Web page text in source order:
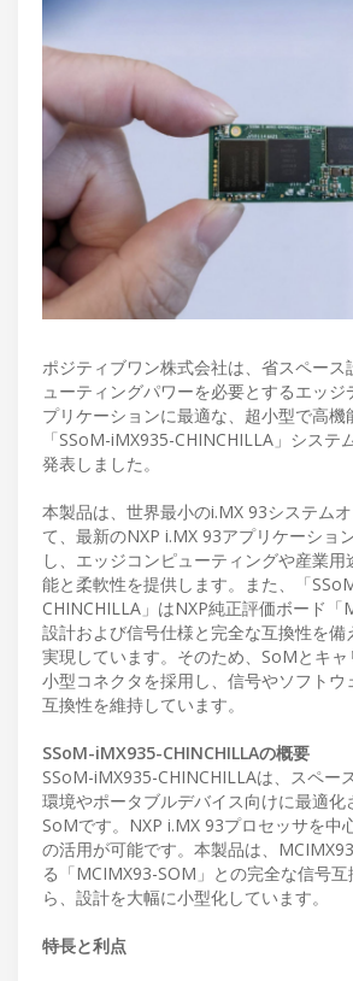
ポジティブワン株式会社は、省スペース
ューティングパワーを必要とするエッジ
プリケーションに最適な、超小型で高
「SSoM-iMX935-CHINCHILLA」システ
発表しました。
本製品は、世界最小のi.MX 93システム
て、最新のNXP i.MX 93アプリケーショ
し、エッジコンピューティングや産業
能と柔軟性を提供します。また、「
CHINCHILLA」はNXP純正評価ボード「
設計および信号仕様と完全な互換性を備
実現しています。そのため、SoMとキ
小型コネクタを採用し、信号やソフトウ
互換性を維持しています。
SSoM-iMX935-CHINCHILLAの概要
SSoM-iMX935-CHINCHILLAは、スペー
環境やポータブルデバイス向けに最適化
SoMです。NXP i.MX 93プロセッサを中
の活用が可能です。本製品は、
る「MCIMX93-SOM」との完全な信号
ら、設計を大幅に小型化しています。
特長と利点